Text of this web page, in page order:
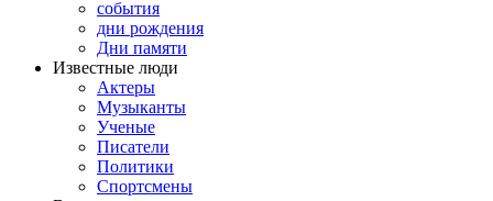
события
дни рождения
Дни памяти
Известные люди
Актеры
Музыканты
Ученые
Писатели
Политики
Спортсмены